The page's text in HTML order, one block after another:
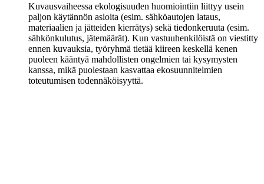
Kuvausvaiheessa ekologisuuden huomiointiin liittyy usein
paljon käytännön asioita (esim. sähköautojen lataus,
materiaalien ja jätteiden kierrätys) sekä tiedonkeruuta (esim.
sähkönkulutus, jätemäärät). Kun vastuuhenkilöistä on viestitty
ennen kuvauksia, työryhmä tietää kiireen keskellä kenen
puoleen kääntyä mahdollisten ongelmien tai kysymysten
kanssa, mikä puolestaan kasvattaa ekosuunnitelmien
toteutumisen todennäköisyyttä.